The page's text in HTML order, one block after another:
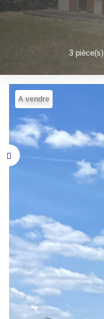
3 pièce(s)
A vendre